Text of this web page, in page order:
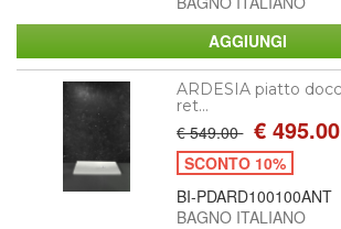
ARDESIA piatto
ret...
€ 549.00 € 495.00
SCONTO 10%
BI-PDARD100100ANT
BAGNO ITALIANO